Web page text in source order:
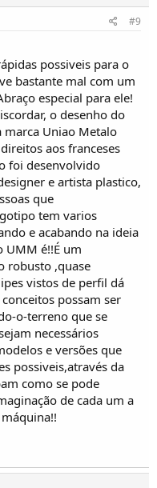
#9
possiveis para o
bastante mal com um
especial para ele!
o desenho do
Uniao Metalo
aos franceses
foi desenvolvido
e artista plastico,
que
tem varios
e acabando na ideia
UMM é!!É um
robusto ,quase
vistos de perfil dá
possam ser
o-terreno que se
necessários
e versões que
possiveis,através da
como se pode
de cada um a